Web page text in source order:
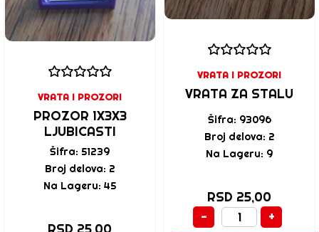
VRATA I PROZORI
PROZOR 1X3X3
LJUBICASTI
Šifra: 51239
Broj delova: 2
Na Lageru: 45
RSD 25,00
VRATA I PROZORI
VRATA ZA STALU
Šifra: 93096
Broj delova: 2
Na Lageru: 9
RSD 25,00
-
+